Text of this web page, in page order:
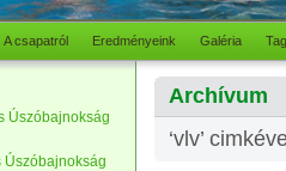
A csapatról Eredményeink Galéria
Archívum
‘vlv’
Úszóbajnokság
Úszóbajnokság